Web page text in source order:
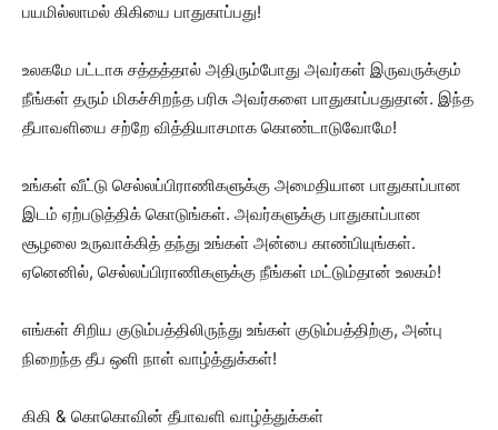
பயமில்லாமல் கிகியை பாதுகாப்பது!
உலகமே பட்டாசு சத்தத்தால் அதிரும்போது அவர்கள் இருவருக்கும்
நீங்கள் தரும் மிகச்சிறந்த பரிசு அவர்களை பாதுகாப்பதுதான். இந்த
தீபாவளியை சற்றே வித்தியாசமாக கொண்டாடுவோமே!
உங்கள் வீட்டு செல்லப்பிராணிகளுக்கு அமைதியான பாதுகாப்பான
இடம் ஏற்படுத்திக் கொடுங்கள். அவர்களுக்கு பாதுகாப்பான
சூழலை உருவாக்கித் தந்து உங்கள் அன்பை காண்பியுங்கள்.
ஏனெனில், செல்லப்பிராணிகளுக்கு நீங்கள் மட்டும்தான் உலகம்!
எங்கள் சிறிய குடும்பத்திலிருந்து உங்கள் குடும்பத்திற்கு, அன்பு
நிறைந்த தீப ஒளி நாள் வாழ்த்துக்கள்!
கிகி & கொகொவின் தீபாவளி வாழ்த்துக்கள்